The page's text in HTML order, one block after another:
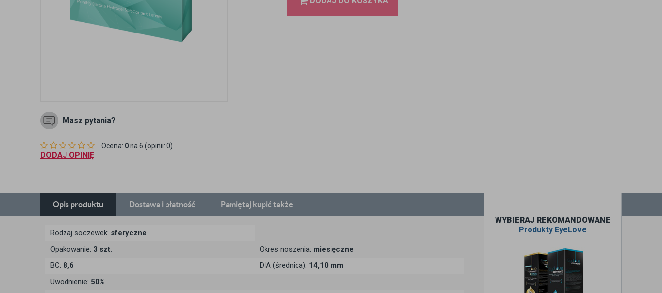
Masz pytania?
Ocena: 0na 6 (opinii: 0)
DODAJ OPINIĘ
Opis produktu Dostawa i płatność Pamiętaj kupić także
Rodzaj soczewek: sferyczne
Opakowanie: 3 szt. Okres noszenia: miesięczne
BC: 8,6 DIA (średnica): 14,10 mm
Uwodnienie: 50%
WYBIERAJ REKOMANDOWANE
Produkty EyeLove